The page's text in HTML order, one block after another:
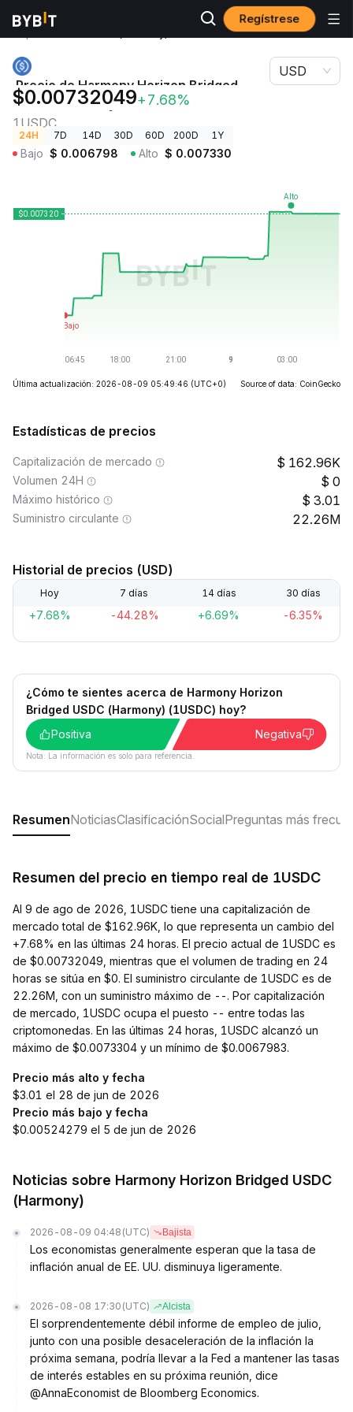
Regístrese
Precios de
Precio de Harmony Horizon Bridged USDC
Precio de Harmony Horizon Bridged
USDC (Harmony)
1USDC
$0.00732049+7.68%
USD
24H 7D 14D 30D 60D 200D 1Y
Bajo $ 0.006798 Alto $ 0.007330
Última actualización: 2026-08-09 05:49:46 (UTC+0) Source of data: CoinGecko
Estadísticas de precios
Capitalización de mercado 162.96K
Volumen 24H 0
Máximo histórico 3.01
Suministro circulante 22.26M
Historial de precios (USD)
Hoy 7 días 14 días 30 días
+7.68% -44.28% +6.69% -6.35%
¿Cómo te sientes acerca de Harmony Horizon
Bridged USDC (Harmony) (1USDC) hoy?
Positiva
Negativa
Nota: La información es solo para referencia.
ResumenNoticiasClasificaciónSocialPreguntas más
Resumen del precio en tiempo real de 1USDC
Al 9 de ago de 2026, 1USDC tiene una capitalización de
mercado total de $162.96K, lo que representa un cambio del
+7.68% en las últimas 24 horas. El precio actual de 1USDC es
de $0.00732049, mientras que el volumen de trading en 24
horas se sitúa en $0. El suministro circulante de 1USDC es de
22.26M, con un suministro máximo de --. Por capitalización
de mercado, 1USDC ocupa el puesto -- entre todas las
criptomonedas. En las últimas 24 horas, 1USDC alcanzó un
máximo de $0.0073304 y un mínimo de $0.0067983.
Precio más alto y fecha
$3.01 el 28 de jun de 2026
Precio más bajo y fecha
$0.00524279 el 5 de jun de 2026
Noticias sobre Harmony Horizon Bridged USDC
(Harmony)
2026-08-09 04:48 (UTC) Bajista
Los economistas generalmente esperan que la tasa de
inflación anual de EE. UU. disminuya ligeramente.
2026-08-08 17:30 (UTC) Alcista
El sorprendentemente débil informe de empleo de julio,
junto con una posible desaceleración de la inflación la
próxima semana, podría llevar a la Fed a mantener las tasas
de interés estables en su próxima reunión, dice
@AnnaEconomist de Bloomberg Economics.